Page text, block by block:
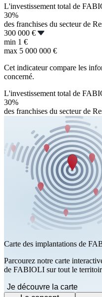
L'investissement total de
30%
des franchises du secteur de
300 000 €
min 1 €
max 5 000 000 €
Cet indicateur compare les
concerné.
L'investissement total de
30%
des franchises du secteur de
Carte des implantations de
Parcourez notre carte
de FABIOLI sur tout le
Je découvre la carte